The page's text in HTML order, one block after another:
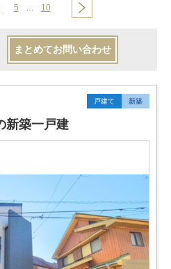
5 … 10
まとめてお問い合わせ
戸建て 新築
新築一戸建